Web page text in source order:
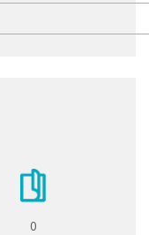
0